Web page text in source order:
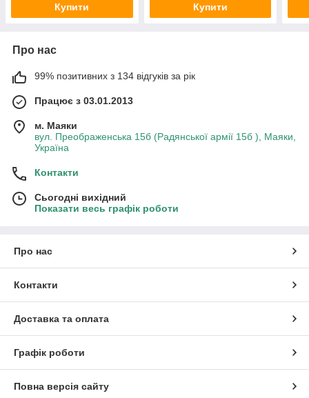
Купити Купити
Про нас
99% позитивних з 134 відгуків за рік
Працює з 03.01.2013
м. Маяки
вул. Преображенська 15б (Радянської армії 15б ), Маяки,
Україна
Контакти
Сьогодні вихідний
Показати весь графік роботи
Про нас
Контакти
Доставка та оплата
Графік роботи
Повна версія сайту